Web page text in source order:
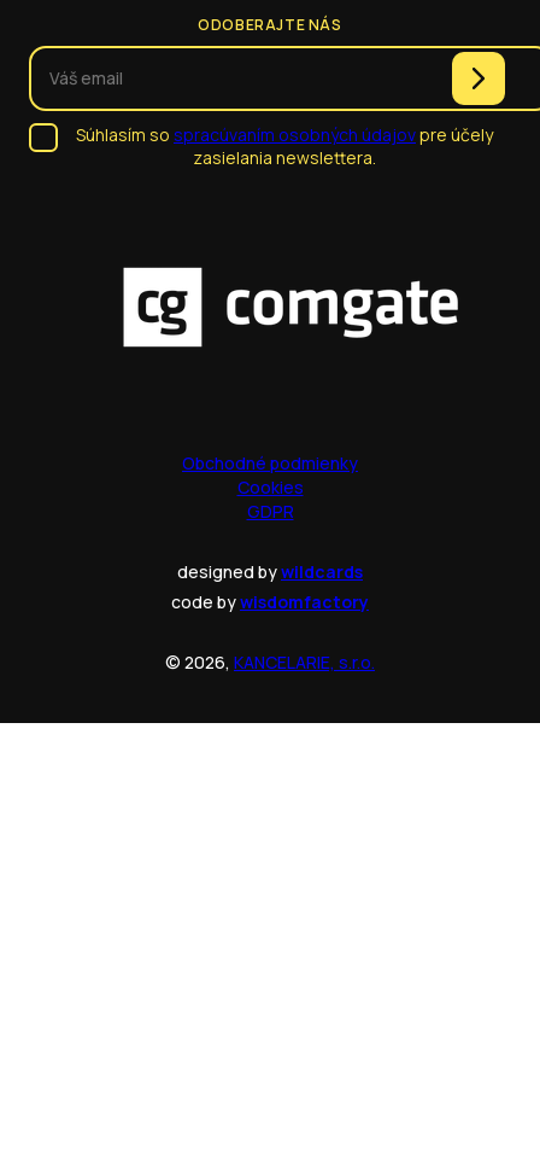
ODOBERAJTE NÁS
Súhlasím so spracúvaním osobných údajovpre účely
zasielania newslettera.
Obchodné podmienky
Cookies
GDPR
designed bywildcards
code bywisdomfactory
© 2026, KANCELARIE, s.r.o.